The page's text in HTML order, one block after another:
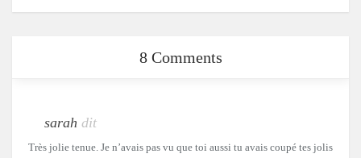
8 Comments
sarah dit
Très jolie tenue. Je n’avais pas vu que toi aussi tu avais coupé tes jolis